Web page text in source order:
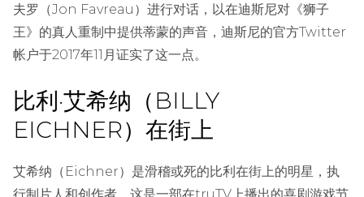
夫罗（Jon Favreau）进行对话，以在迪斯尼对《狮子
王》的真人重制中提供蒂蒙的声音，迪斯尼的官方Twitter
帐户于2017年11月证实了这一点。
比利·艾希纳（BILLY
EICHNER）在街上
艾希纳（Eichner）是滑稽或死的比利在街上的明星，执
行制片人和创作者，这是一部在truTV上播出的喜剧游戏节